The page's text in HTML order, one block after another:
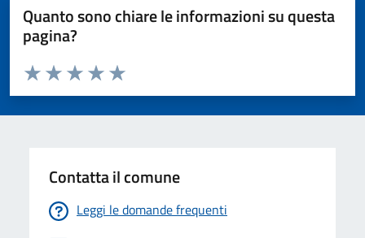
Quanto sono chiare le informazioni su questa
pagina?
Valuta da 1 a 5 stelle la pagina
Valuta 5 stelle su 5
Valuta 4 stelle su 5
Valuta 3 stelle su 5
Valuta 2 stelle su 5
Valuta 1 stelle su 5
Contatta il comune
Leggi le domande frequenti